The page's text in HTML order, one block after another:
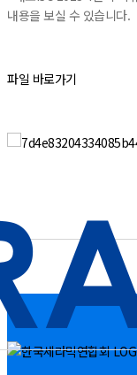
내용을 보실 수 있습니다.
파일 바로가기